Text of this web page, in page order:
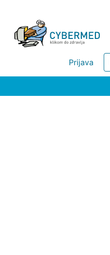
Prijava